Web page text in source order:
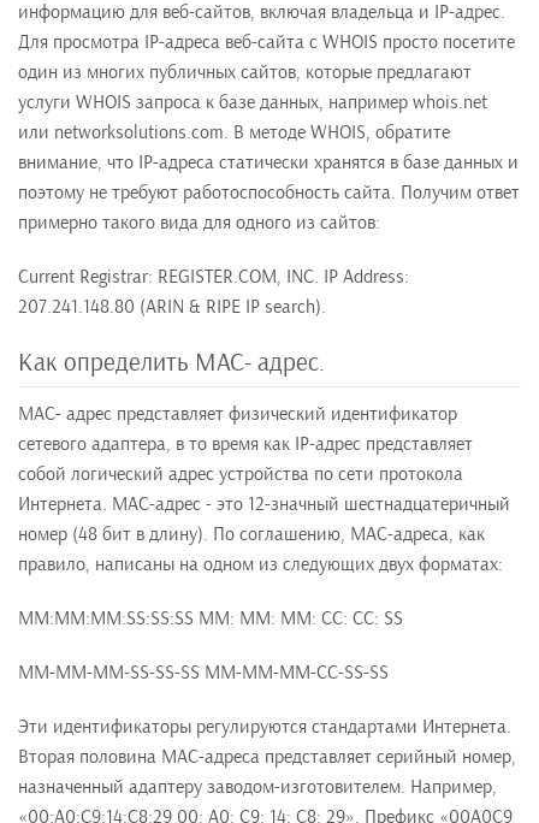
информацию для веб-сайтов, включая владельца и IP-адрес.
Для просмотра IP-адреса веб-сайта с WHOIS просто посетите
один из многих публичных сайтов, которые предлагают
услуги WHOIS запроса к базе данных, например whois.net
или networksolutions.com. В методе WHOIS, обратите
внимание, что IP-адреса статически хранятся в базе данных и
поэтому не требуют работоспособность сайта. Получим ответ
примерно такого вида для одного из сайтов:
Current Registrar: REGISTER.COM, INC. IP Address:
207.241.148.80 (ARIN & RIPE IP search).
Как определить MAC- адрес.
MAC- адрес представляет физический идентификатор
сетевого адаптера, в то время как IP-адрес представляет
собой логический адрес устройства по сети протокола
Интернета. MAC-адрес - это 12-значный шестнадцатеричный
номер (48 бит в длину). По соглашению, MAC-адреса, как
правило, написаны на одном из следующих двух форматах:
MM:MM:MM:SS:SS:SS ММ: ММ: ММ: СС: СС: SS
MM-MM-MM-SS-SS-SS MM-MM-ММ-СС-SS-SS
Эти идентификаторы регулируются стандартами Интернета.
Вторая половина МАС-адреса представляет серийный номер,
назначенный адаптеру заводом-изготовителем. Например,
«00:A0:C9:14:C8:29 00: A0: C9: 14: C8: 29». Префикс «00A0C9